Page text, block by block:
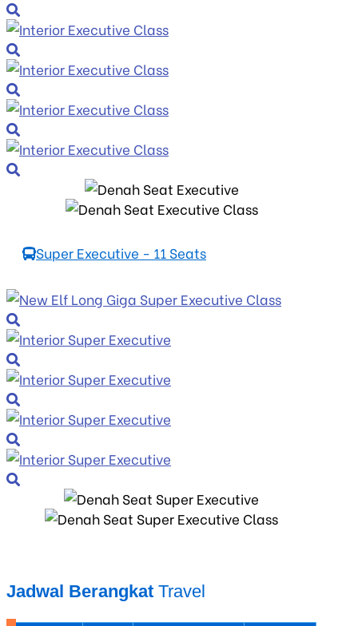
Super Executive - 11 Seats
Jadwal Berangkat Travel